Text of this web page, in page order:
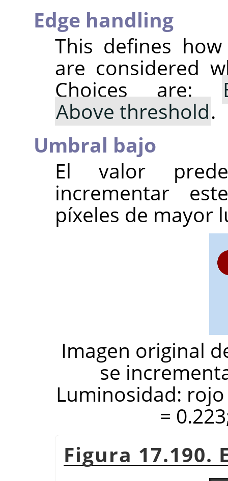
Edge handling
This defines
are considered
Choices are:
Above threshold.
Umbral bajo
El valor
incrementar
píxeles de mayor
Imagen original
se
Luminosidad:
=
Figura 17.190.